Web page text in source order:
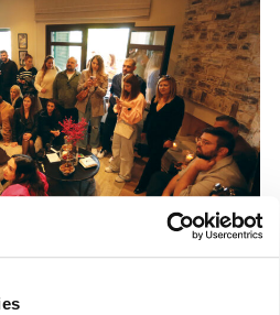
στο Χριστουγεννιάτικο κλίμα,